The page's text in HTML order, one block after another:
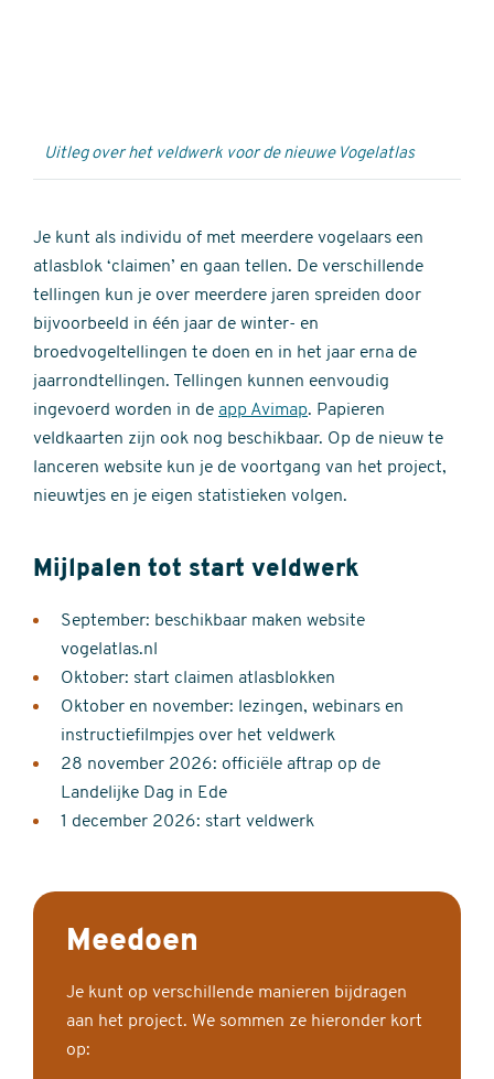
Uitleg over het veldwerk voor de nieuwe Vogelatlas
Je kunt als individu of met meerdere vogelaars een
atlasblok ‘claimen’ en gaan tellen. De verschillende
tellingen kun je over meerdere jaren spreiden door
bijvoorbeeld in één jaar de winter- en
broedvogeltellingen te doen en in het jaar erna de
jaarrondtellingen. Tellingen kunnen eenvoudig
ingevoerd worden in de app Avimap. Papieren
veldkaarten zijn ook nog beschikbaar. Op de nieuw te
lanceren website kun je de voortgang van het project,
nieuwtjes en je eigen statistieken volgen.
Mijlpalen tot start veldwerk
September: beschikbaar maken website
vogelatlas.nl
Oktober: start claimen atlasblokken
Oktober en november: lezingen, webinars en
instructiefilmpjes over het veldwerk
28 november 2026: officiële aftrap op de
Landelijke Dag in Ede
1 december 2026: start veldwerk
Meedoen
Je kunt op verschillende manieren bijdragen
aan het project. We sommen ze hieronder kort
op: